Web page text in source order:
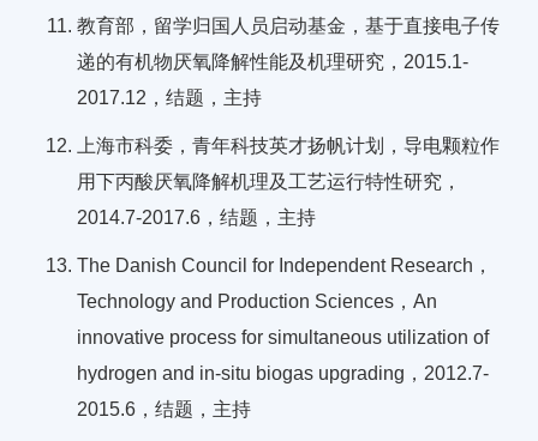
教育部，留学归国人员启动基金，基于直接电子传
递的有机物厌氧降解性能及机理研究，2015.1-
2017.12，结题，主持
上海市科委，青年科技英才扬帆计划，导电颗粒作
用下丙酸厌氧降解机理及工艺运行特性研究，
2014.7-2017.6，结题，主持
The Danish Council for Independent Research，
Technology and Production Sciences，An
innovative process for simultaneous utilization of
hydrogen and in-situ biogas upgrading，2012.7-
2015.6，结题，主持